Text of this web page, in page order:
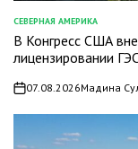
ОПУБЛИКОВАНО
В
СЕВЕРНАЯ АМЕРИКА
В Конгресс США
лицензировании ГЭС
on07.08.2026Мадина